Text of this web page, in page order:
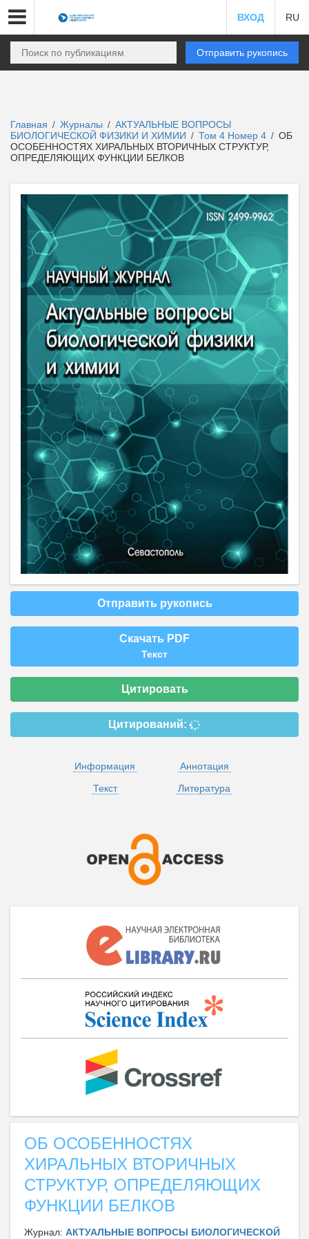
ВХОД RU
Отправить рукопись
Главная / Журналы / АКТУАЛЬНЫЕ ВОПРОСЫ
БИОЛОГИЧЕСКОЙ ФИЗИКИ И ХИМИИ / Том 4 Номер 4 / ОБ
ОСОБЕННОСТЯХ ХИРАЛЬНЫХ ВТОРИЧНЫХ СТРУКТУР,
ОПРЕДЕЛЯЮЩИХ ФУНКЦИИ БЕЛКОВ
Отправить рукопись
Скачать PDF
Текст
Цитировать
Цитирований:
Информация
Аннотация
Текст
Литература
ОБ ОСОБЕННОСТЯХ
ХИРАЛЬНЫХ ВТОРИЧНЫХ
СТРУКТУР, ОПРЕДЕЛЯЮЩИХ
ФУНКЦИИ БЕЛКОВ
Журнал: АКТУАЛЬНЫЕ ВОПРОСЫ БИОЛОГИЧЕСКОЙ